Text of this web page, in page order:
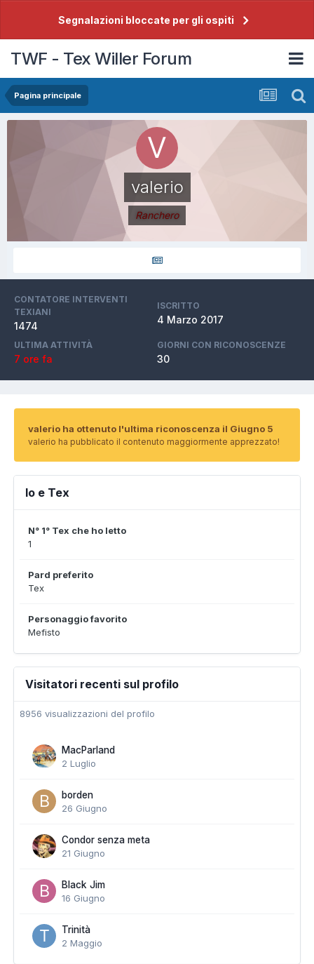
Segnalazioni bloccate per gli ospiti
TWF - Tex Willer Forum
Pagina principale
valerio
Ranchero
CONTATORE INTERVENTI
TEXIANI
1474
ISCRITTO
4 Marzo 2017
ULTIMA ATTIVITÀ
7 ore fa
GIORNI CON RICONOSCENZE
30
valerio ha ottenuto l'ultima riconoscenza il Giugno 5
valerio ha pubblicato il contenuto maggiormente apprezzato!
Io e Tex
N° 1° Tex che ho letto
1
Pard preferito
Tex
Personaggio favorito
Mefisto
Visitatori recenti sul profilo
8956 visualizzazioni del profilo
MacParland
2 Luglio
borden
26 Giugno
Condor senza meta
21 Giugno
Black Jim
16 Giugno
Trinità
2 Maggio